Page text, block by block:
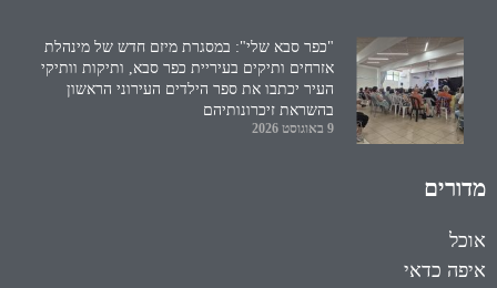
"כפר סבא שלי": במסגרת מיזם חדש של מינהלת
אזרחים ותיקים בעיריית כפר סבא, ותיקות וותיקי
העיר יכתבו את ספר הילדים העירוני הראשון
בהשראת זיכרונותיהם
9 באוגוסט 2026
מדורים
אוכל
איפה כדאי